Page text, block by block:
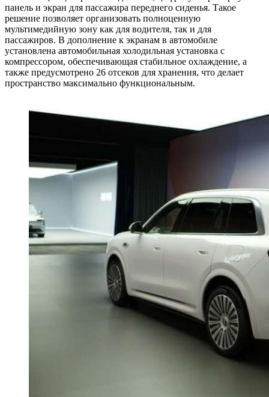
панель и экран для пассажира переднего сиденья. Такое
решение позволяет организовать полноценную
мультимедийную зону как для водителя, так и для
пассажиров. В дополнение к экранам в автомобиле
установлена автомобильная холодильная установка с
компрессором, обеспечивающая стабильное охлаждение, а
также предусмотрено 26 отсеков для хранения, что делает
пространство максимально функциональным.